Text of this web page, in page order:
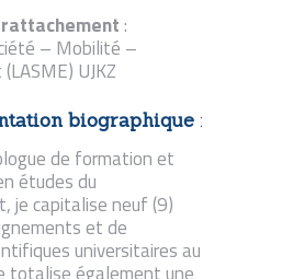
:
– Mobilité –
UJKZ
biographique :
de formation et
études du
je capitalise neuf (9)
et de
universitaires au